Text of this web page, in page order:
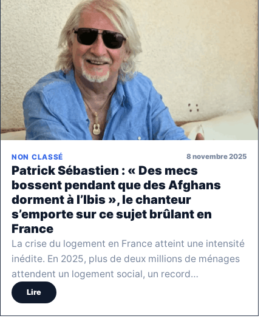
NON CLASSÉ 8 novembre 2025
Patrick Sébastien : « Des mecs
bossent pendant que des Afghans
dorment à l’Ibis », le chanteur
s’emporte sur ce sujet brûlant en
France
La crise du logement en France atteint une intensité
inédite. En 2025, plus de deux millions de ménages
attendent un logement social, un record…
Lire